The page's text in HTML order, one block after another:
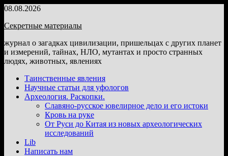
Перейти
содержимому
08.08.2026
Секретные материалы
журнал о загадках цивилизации, пришельцах с других планет
и измерений, тайнах, НЛО, мутантах и просто странных
людях, животных, явлениях
Таинственные явления
Научные статьи для уфологов
Археология. Раскопки.
Славяно-русское ювелирное дело и его истоки
Кровь на руке
От Руси до Китая из новых археологических
исследований
Lib
Написать нам